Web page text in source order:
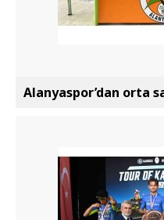
Alanyaspor’dan orta